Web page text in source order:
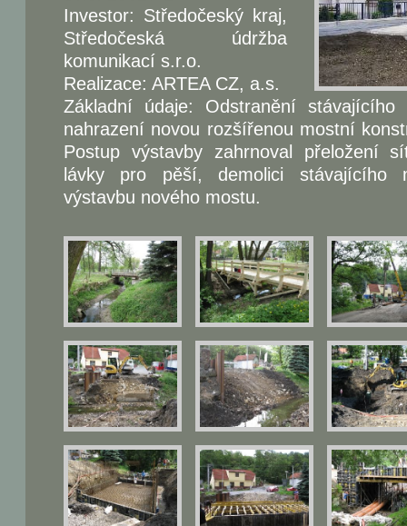
Investor: Středočeský kraj,
Středočeská údržba
komunikací s.r.o.
Realizace: ARTEA CZ, a.s.
Základní údaje: Odstranění
nahrazení novou rozšířenou mostní
Postup výstavby zahrnoval přeložení
lávky pro pěší, demolici stávajícího
výstavbu nového mostu.